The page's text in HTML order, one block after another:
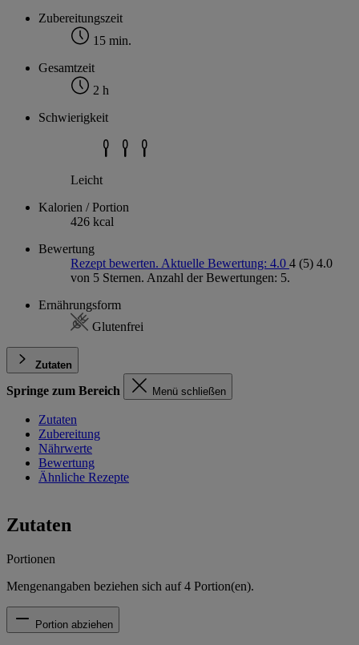
Zubereitungszeit
15 min.
Gesamtzeit
2 h
Schwierigkeit
Leicht
Kalorien / Portion
426 kcal
Bewertung
Rezept bewerten. Aktuelle Bewertung: 4.0 4 (5) 4.0
von 5 Sternen. Anzahl der Bewertungen: 5.
Ernährungsform
Glutenfrei
Zutaten
Springe zum Bereich Menü schließen
Zutaten
Zubereitung
Nährwerte
Bewertung
Ähnliche Rezepte
Zutaten
Portionen
Mengenangaben beziehen sich auf4 Portion(en).
Portion abziehen